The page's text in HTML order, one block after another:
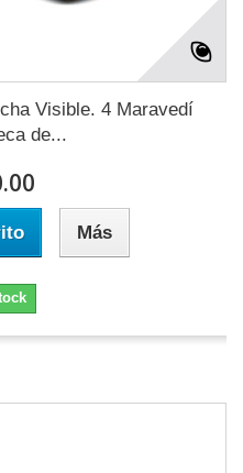
Visible. 4 Maravedí
de...
Más